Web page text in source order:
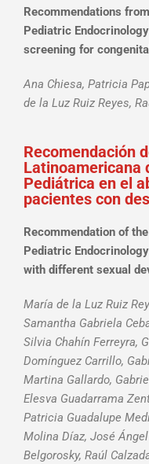
Recommendations
Pediatric
screening for
Ana Chiesa, Patricia
de la Luz Ruiz Reyes,
Recomendación
Latinoamericana
Pediátrica en el
pacientes con
Recommendation of
Pediatric
with different sexual
María de la Luz Ruiz
Samantha Gabriela
Silvia Chahín Ferreyra,
Domínguez Carrillo,
Martina Gallardo,
Elesva Guadarrama
Patricia Guadalupe
Molina Díaz, José
Belgorosky, Raúl